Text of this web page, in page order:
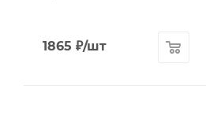
1865 ₽/шт